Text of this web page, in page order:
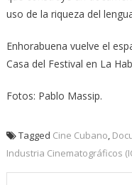
uso de la riqueza del
Enhorabuena vuelve el
Casa del Festival en La
Fotos: Pablo Massip.
Tagged Cine Cubano,
Industria Cinematográficos